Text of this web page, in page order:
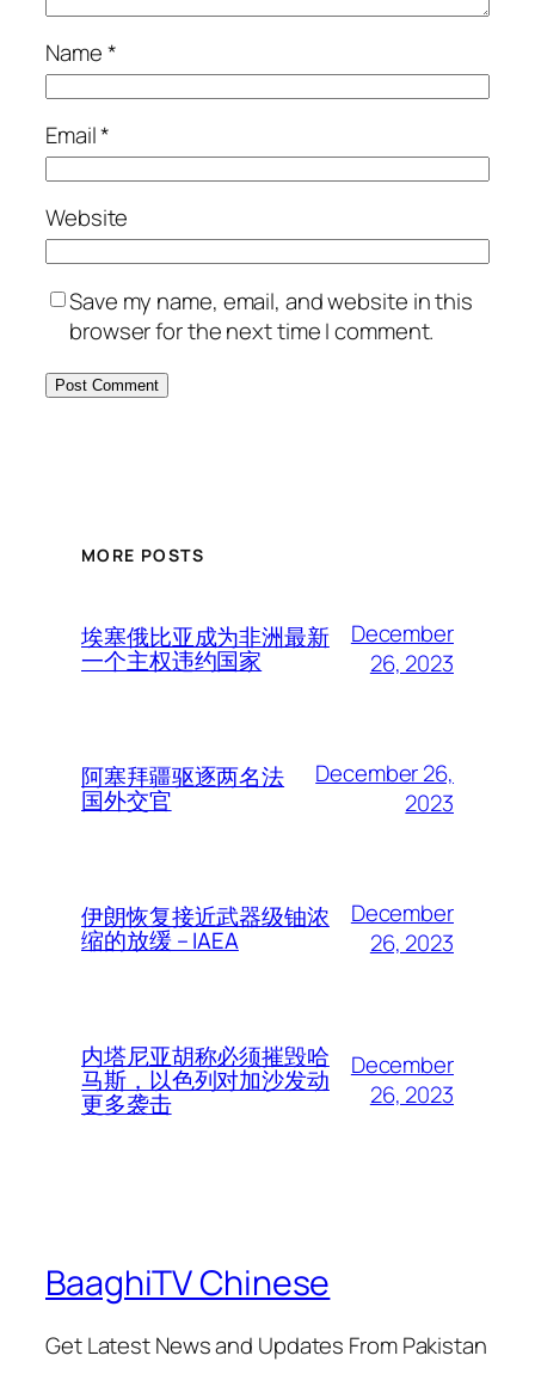
Name*
Email*
Website
Save my name, email, and website in this
browser for the next time I comment.
MORE POSTS
埃塞俄比亚成为非洲最新
一个主权违约国家
December
26, 2023
阿塞拜疆驱逐两名法
国外交官
December 26,
2023
伊朗恢复接近武器级铀浓
缩的放缓 – IAEA
December
26, 2023
内塔尼亚胡称必须摧毁哈
马斯，以色列对加沙发动
更多袭击
December
26, 2023
BaaghiTV Chinese
Get Latest News and Updates From Pakistan